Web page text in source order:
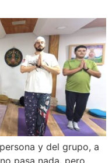
y del grupo, a